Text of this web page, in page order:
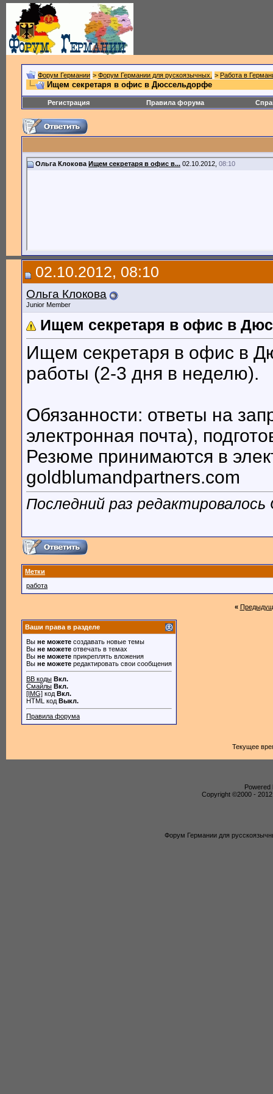
Форум Германии > Форум Германии для рускоязычных. > Работа в
Ищем секретаря в офис в Дюссельдорфе
Регистрация Правила форума
Ольга Клокова Ищем секретаря в офис в... 02.10.2012, 08:10
02.10.2012, 08:10
Ольга Клокова
Junior Member
Ищем секретаря в офис в
Ищем секретаря в офис в
работы (2-3 дня в неделю).
Обязанности: ответы на
электронная почта),
Резюме принимаются в
goldblumandpartners.com
Последний раз
Метки
работа
«
Ваши права в разделе
Вы не можете создавать новые темы
Вы не можете отвечать в темах
Вы не можете прикреплять вложения
Вы не можете редактировать свои сообщения
BB коды Вкл.
Смайлы Вкл.
[IMG] код Вкл.
HTML код Выкл.
Правила форума
Текущее
Powered
Copyright ©2000 -
Форум Германии для